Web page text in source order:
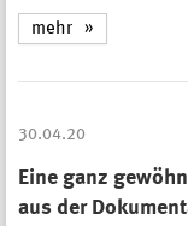
mehr
30.04.20
Eine ganz
aus der